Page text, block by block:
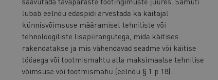
lubab eelnõu edaspidi arvestada ka käitajal
künnisvõimsuse määramisel tehniliste või
tehnoloogiliste lisapiirangutega, mida käitises
rakendatakse ja mis vähendavad seadme või käitise
tööaega või tootmismahtu alla maksimaalse tehnilise
võimsuse või tootmismahu (eelnõu § 1 p 18).